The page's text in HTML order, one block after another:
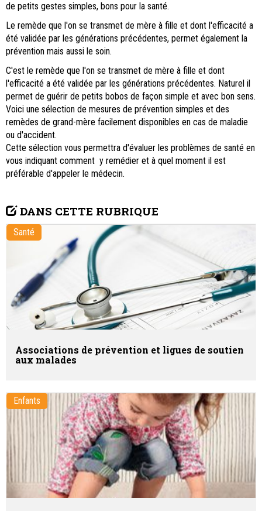
de petits gestes simples, bons pour la santé.
Le remède que l'on se transmet de mère à fille et dont l'efficacité a
été validée par les générations précédentes, permet également la
prévention mais aussi le soin.
C'est le remède que l'on se transmet de mère à fille et dont
l'efficacité a été validée par les générations précédentes. Naturel il
permet de guérir de petits bobos de façon simple et avec bon sens.
Voici une sélection de mesures de prévention simples et des
remèdes de grand-mère facilement disponibles en cas de maladie
ou d'accident.
Cette sélection vous permettra d'évaluer les problèmes de santé en
vous indiquant comment y remédier et à quel moment il est
préférable d'appeler le médecin.
DANS CETTE RUBRIQUE
Santé
Associations de prévention et ligues de soutien
aux malades
Enfants